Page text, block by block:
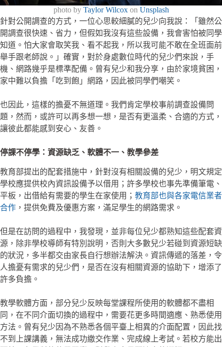
photo by Taylor Wilcoxon Unsplash
針對公開調查的方式，一位心思較細膩的兒少向我說：「雖然公
開調查很快速、省力，但假如我沒有這些設備，我會害怕被同學
知道。怕大家會取笑我、看不起我，所以我可能不敢在全班面前
舉手跟老師說。」確實，對於身處數位時代的兒少們來說，手
機、網路幾乎是標準配備。曾有兒少和我分享，由於家境貧困，
家中難以負擔「吃到飽」網路，因此被同學們嘲笑。
也因此，這樣的擔憂不無道理。我們肯定學校事前調查設備問
題，然而，或許可以再多想一想，是否有更溫柔、合適的方式，
讓彼此都能感到安心、友善。
停課不停學：資源缺乏、軟體不一、教學參差
教育部提出的配套措施中，針對沒有相關設備的兒少，明文規定
學校應提供校內資訊設備予以借用；許多學校也事先準備筆電、
平板，出借給有需要的學生在家使用； 教育部也與各家電信業者
合作 ，提供免費及優惠方案，滿足學生的網路需求。
但是在訪問的過程中，我發現，並非每位兒少都熟知這些配套資
源，除非學校導師有特別說明，否則大多數兒少若碰到資源短缺
的狀況，多半都交由家長自行想辦法解決。資訊傳遞的落差，令
人擔憂有需求的兒少們，是否在沒有相關資源的協助下，增添了
許多負擔。
教學軟體方面，部分兒少反映每堂課程所使用的軟體都不盡相
同，在不同介面切換的過程中，需要花更多時間適應、熟悉使用
方法。曾有兒少因為不熟悉各個平臺上相異的介面配置，因此找
不到上課講義，無法成功繳交作業、完成線上考試。若校方能出